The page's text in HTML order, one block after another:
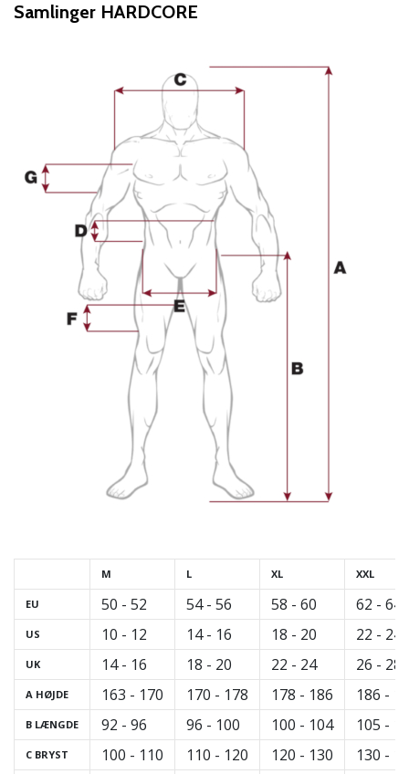
Samlinger HARDCORE
EU
US
UK
A HØJDE
B LÆNGDE
C BRYST
M
50 - 52
10 - 12
14 - 16
163 - 170
92 - 96
100 - 110
L
54 - 56
14 - 16
18 - 20
170 - 178
96 - 100
110 - 120
XL
58 - 60
18 - 20
22 - 24
178 - 186
100 - 104
120 - 130
XXL
62 - 64
22 - 24
26 - 28
186 -
105 -
130 -